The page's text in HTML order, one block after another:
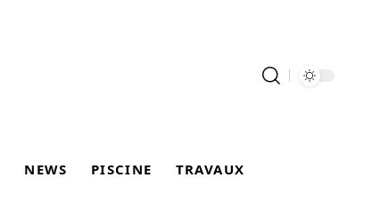
NEWS PISCINE TRAVAUX